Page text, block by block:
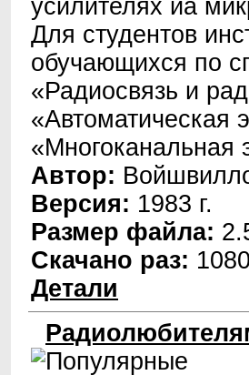
усилителях иа
Для студентов
обучающихся по
«Радиосвязь и
«Автоматическая
«Многоканальная
Автор:
Версия: 1983 г.
Размер файла:
Скачано раз:
Детали